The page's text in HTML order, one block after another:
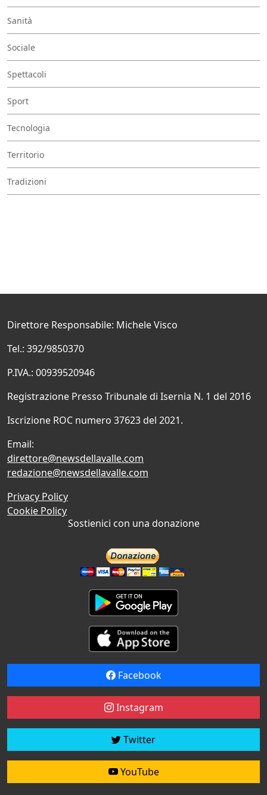
Sanità
Sociale
Spettacoli
Sport
Tecnologia
Territorio
Tradizioni
Direttore Responsabile: Michele Visco
Tel.: 392/9850370
P.IVA.: 00939520946
Registrazione Presso Tribunale di Isernia N. 1 del 2016
Iscrizione ROC numero 37623 del 2021.
Email:
direttore@newsdellavalle.com
redazione@newsdellavalle.com
Privacy Policy
Cookie Policy
Sostienici con una donazione
Facebook
Instagram
Twitter
YouTube